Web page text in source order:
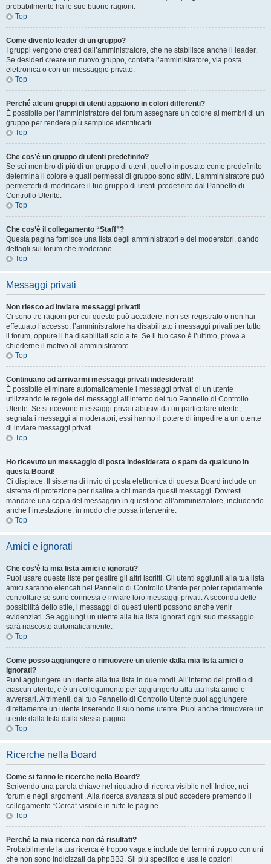
probabilmente ha le sue buone ragioni.
Top
Come divento leader di un gruppo?
I gruppi vengono creati dall’amministratore, che ne stabilisce anche il leader.
Se desideri creare un nuovo gruppo, contatta l’amministratore, via posta
elettronica o con un messaggio privato.
Top
Perché alcuni gruppi di utenti appaiono in colori differenti?
È possibile per l’amministratore del forum assegnare un colore ai membri di un
gruppo per rendere più semplice identificarli.
Top
Che cos’è un gruppo di utenti predefinito?
Se sei membro di più di un gruppo di utenti, quello impostato come predefinito
determina il colore e quali permessi di gruppo sono attivi. L’amministratore può
permetterti di modificare il tuo gruppo di utenti predefinito dal Pannello di
Controllo Utente.
Top
Che cos’è il collegamento “Staff”?
Questa pagina fornisce una lista degli amministratori e dei moderatori, dando
dettagli sui forum che moderano.
Top
Messaggi privati
Non riesco ad inviare messaggi privati!
Ci sono tre ragioni per cui questo può accadere: non sei registrato o non hai
effettuato l’accesso, l’amministratore ha disabilitato i messaggi privati per tutto
il forum, oppure li ha disabilitati solo a te. Se il tuo caso è l’ultimo, prova a
chiederne il motivo all’amministratore.
Top
Continuano ad arrivarmi messaggi privati indesiderati!
È possibile eliminare automaticamente i messaggi privati ​​di un utente
utilizzando le regole dei messaggi all’interno del tuo Pannello di Controllo
Utente. Se si ricevono messaggi privati ​​abusivi da un particolare utente,
segnala i messaggi ai moderatori; essi hanno il potere di impedire a un utente
di inviare messaggi privati​​.
Top
Ho ricevuto un messaggio di posta indesiderata o spam da qualcuno in
questa Board!
Ci dispiace. Il sistema di invio di posta elettronica di questa Board include un
sistema di protezione per risalire a chi manda questi messaggi. Dovresti
mandare una copia del messaggio in questione all’amministratore, includendo
anche l’intestazione, in modo che possa intervenire.
Top
Amici e ignorati
Che cos’è la mia lista amici e ignorati?
Puoi usare queste liste per gestire gli altri iscritti. Gli utenti aggiunti alla tua lista
amici saranno elencati nel Pannello di Controllo Utente per poter rapidamente
controllare se sono connessi e inviare loro messaggi privati. A seconda delle
possibilità dello stile, i messaggi di questi utenti possono anche venir
evidenziati. Se aggiungi un utente alla tua lista ignorati ogni suo messaggio
sarà nascosto automaticamente.
Top
Come posso aggiungere o rimuovere un utente dalla mia lista amici o
ignorati?
Puoi aggiungere un utente alla tua lista in due modi. All’interno del profilo di
ciascun utente, c’è un collegamento per aggiungerlo alla tua lista amici o
avversari. Altrimenti, dal tuo Pannello di Controllo Utente puoi aggiungere
direttamente un utente inserendo il suo nome utente. Puoi anche rimuovere un
utente dalla lista dalla stessa pagina.
Top
Ricerche nella Board
Come si fanno le ricerche nella Board?
Scrivendo una parola chiave nel riquadro di ricerca visibile nell’Indice, nei
forum e negli argomenti. Alla ricerca avanzata si può accedere premendo il
collegamento “Cerca” visibile in tutte le pagine.
Top
Perché la mia ricerca non dà risultati?
Probabilmente la tua ricerca è troppo vaga e include dei termini troppo comuni
che non sono indicizzati da phpBB3. Sii più specifico e usa le opzioni